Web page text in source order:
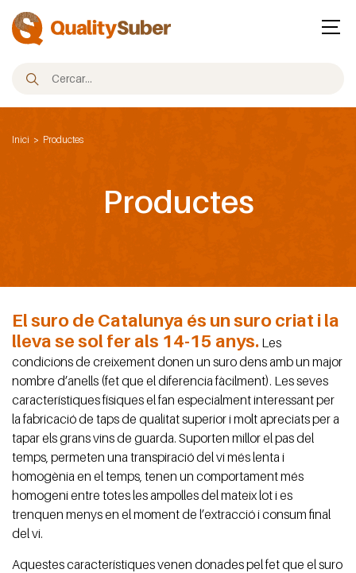
Inici Productes
Productes
El suro de Catalunya és un suro criat i la
lleva se sol fer als 14-15 anys. Les
condicions de creixement donen un suro dens amb un major
nombre d’anells (fet que el diferencia fàcilment). Les seves
característiques físiques el fan especialment interessant per
la fabricació de taps de qualitat superior i molt apreciats per a
tapar els grans vins de guarda. Suporten millor el pas del
temps, permeten una transpiració del vi més lenta i
homogènia en el temps, tenen un comportament més
homogeni entre totes les ampolles del mateix lot i es
trenquen menys en el moment de l’extracció i consum ﬁnal
del vi.
Aquestes característiques venen donades pel fet que el suro